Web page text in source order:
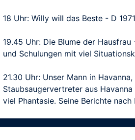
18 Uhr: Willy will das Beste - D
19.45 Uhr: Die Blume der
und Schulungen mit viel
21.30 Uhr: Unser Mann in
Staubsaugervertreter aus
viel Phantasie. Seine Berichte